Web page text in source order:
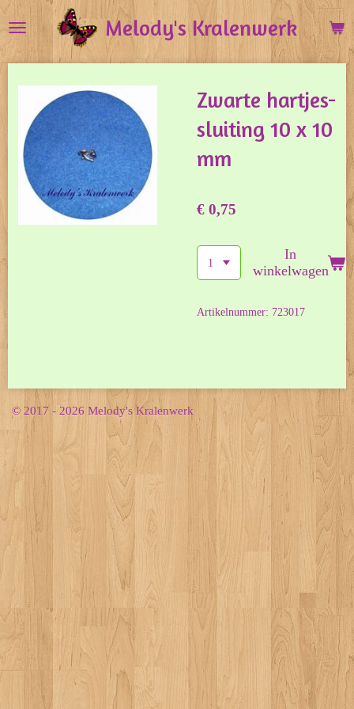
direct
naar
hoofdinhoud
Melody's Kralenwerk
Zwarte hartjes-
sluiting 10 x 10
mm
€ 0,75
In
winkelwagen
Artikelnummer: 723017
© 2017 - 2026 Melody's Kralenwerk